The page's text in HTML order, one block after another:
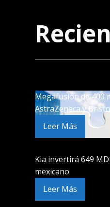
Megafusión de 400
AstraZeneca y
Leer Más
Kia invertirá 649
mexicano
Leer Más